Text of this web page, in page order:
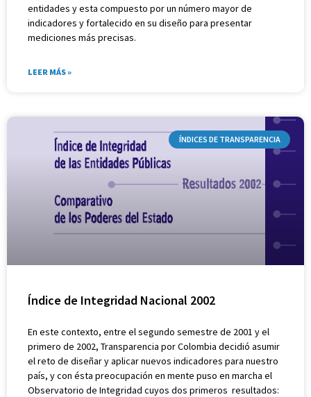
entidades y esta compuesto por un número mayor de
indicadores y fortalecido en su diseño para presentar
mediciones más precisas.
LEER MÁS »
ÍNDICES DE TRANSPARENCIA
Índice de Integridad Nacional 2002
En este contexto, entre el segundo semestre de 2001 y el
primero de 2002, Transparencia por Colombia decidió asumir
el reto de diseñar y aplicar nuevos indicadores para nuestro
país, y con ésta preocupación en mente puso en marcha el
Observatorio de Integridad cuyos dos primeros resultados: